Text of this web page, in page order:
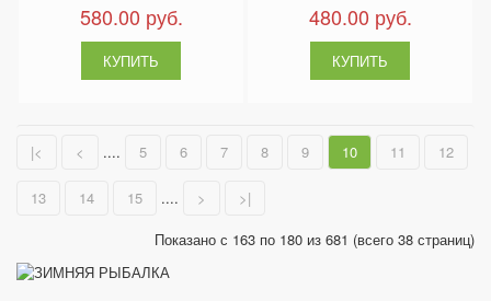
580.00 руб. 480.00 руб.
|< < .... 5 6 7 8 9 10 11 12
13 14 15 .... >
>|
Показано с 163 по 180 из 681 (всего 38 страниц)